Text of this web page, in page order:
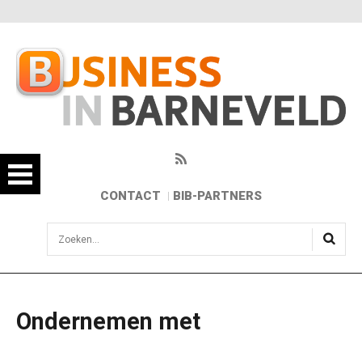
CONTACT BIB-PARTNERS
sisea.search
Ondernemen met